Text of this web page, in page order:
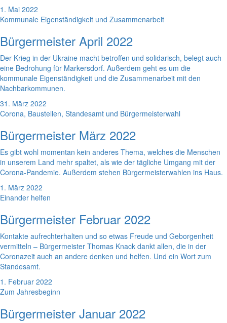
1. Mai 2022
Kommunale Eigenständigkeit und Zusammenarbeit
Bürgermeister April 2022
Der Krieg in der Ukraine macht betroffen und solidarisch, belegt auch
eine Bedrohung für Markersdorf. Außerdem geht es um die
kommunale Eigenständigkeit und die Zusammenarbeit mit den
Nachbarkommunen.
31. März 2022
Corona, Baustellen, Standesamt und Bürgermeisterwahl
Bürgermeister März 2022
Es gibt wohl momentan kein anderes Thema, welches die Menschen
in unserem Land mehr spaltet, als wie der tägliche Umgang mit der
Corona-Pandemie. Außerdem stehen Bürgermeisterwahlen ins Haus.
1. März 2022
Einander helfen
Bürgermeister Februar 2022
Kontakte aufrechterhalten und so etwas Freude und Geborgenheit
vermitteln – Bürgermeister Thomas Knack dankt allen, die in der
Coronazeit auch an andere denken und helfen. Und ein Wort zum
Standesamt.
1. Februar 2022
Zum Jahresbeginn
Bürgermeister Januar 2022